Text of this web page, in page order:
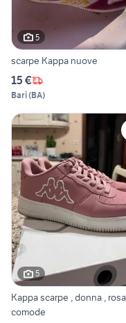
5
scarpe Kappa nuove
15 €
Bari(BA)
5
Kappa scarpe , donna ,
comode